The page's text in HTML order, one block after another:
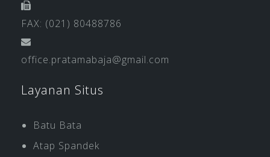
FAX: (021) 80488786
office.pratamabaja@gmail.com
Layanan Situs
Batu Bata
Atap Spandek